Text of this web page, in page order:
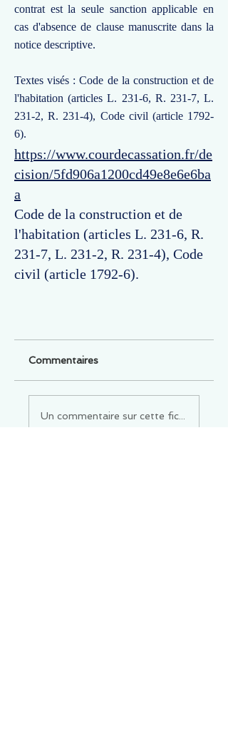
contrat est la seule sanction applicable en
cas d'absence de clause manuscrite dans la
notice descriptive.
Textes visés : Code de la construction et de
l'habitation (articles L. 231-6, R. 231-7, L.
231-2, R. 231-4), Code civil (article 1792-
6).
https://www.courdecassation.fr/de
cision/5fd906a1200cd49e8e6e6ba
a
Code de la construction et de
l'habitation (articles L. 231-6, R.
231-7, L. 231-2, R. 231-4), Code
civil (article 1792-6).
Commentaires
Un commentaire sur cette fiche ou cet